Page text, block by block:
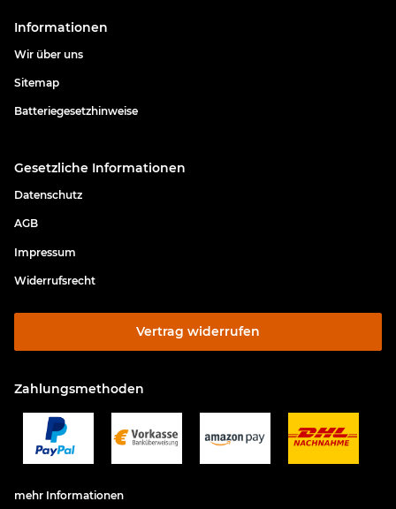
Informationen
Wir über uns
Sitemap
Batteriegesetzhinweise
Gesetzliche Informationen
Datenschutz
AGB
Impressum
Widerrufsrecht
Vertrag widerrufen
Zahlungsmethoden
mehr Informationen